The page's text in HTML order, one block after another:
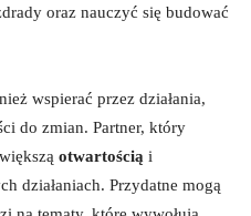
oraz nauczyć się budować
wspierać przez działania,
do zmian. Partner, który
otwartością i
działaniach. Przydatne mogą